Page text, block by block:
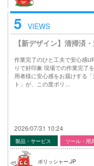
5 VIEWS
【新デザイン】清掃済
作業完了のひと工夫で安心感
りで好印象 現場での作業完了
用者様に安心感をお届けする
ト」が、この度ポリ…
2026/07/31 10:24
製品・サービス ツール・用
ポリッシャー.JP